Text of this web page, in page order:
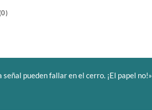
pueden fallar en el cerro. ¡El papel no!»